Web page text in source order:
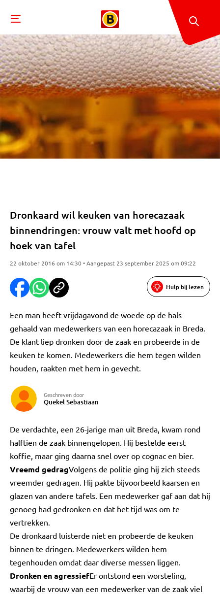
Dronkaard wil keuken van horecazaak
binnendringen: vrouw valt met hoofd op
hoek van tafel
22 oktober 2016 om 14:30 • Aangepast 23 september 2025 om 09:22
Hulp bij lezen
Een man heeft vrijdagavond de woede op de hals
gehaald van medewerkers van een horecazaak in Breda.
De klant liep dronken door de zaak en probeerde in de
keuken te komen. Medewerkers die hem tegen wilden
houden, raakten met hem in gevecht.
Geschreven door
Quekel Sebastiaan
De verdachte, een 26-jarige man uit Breda, kwam rond
halftien de zaak binnengelopen. Hij bestelde eerst
koffie, maar ging daarna snel over op cognac en bier.
Vreemd gedragVolgens de politie ging hij zich steeds
vreemder gedragen. Hij pakte bijvoorbeeld kaarsen en
glazen van andere tafels. Een medewerker gaf aan dat hij
genoeg had gedronken en dat het tijd was om te
vertrekken.
De dronkaard luisterde niet en probeerde de keuken
binnen te dringen. Medewerkers wilden hem
tegenhouden omdat daar diverse messen liggen.
Dronken en agressiefEr ontstond een worsteling,
waarbij de vrouw van een medewerker van de zaak viel